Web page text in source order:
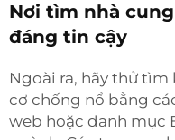
Nơi tìm nhà
đáng tin cậy
Ngoài ra, hãy thử tìm
cơ chống nổ bằng
web hoặc danh mục